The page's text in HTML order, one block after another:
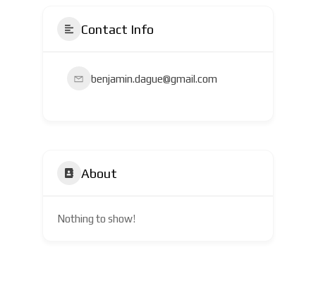
Contact Info
benjamin.dague@gmail.com
About
Nothing to show!